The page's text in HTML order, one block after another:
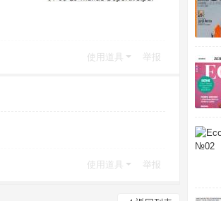
使用道具 举报
使用道具 举报